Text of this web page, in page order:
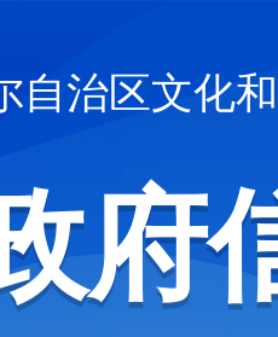
自治区文化
府